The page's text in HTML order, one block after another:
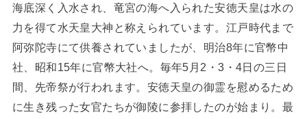
海底深く入水され、竜宮の海へ入られた安徳天皇は水の
力を得て水天皇大神と称えられています。江戸時代まで
阿弥陀寺にて供養されていましたが、明治8年に官幣中
社、昭和15年に官幣大社へ。毎年5月2・3・4日の三日
間、先帝祭が行われます。安徳天皇の御霊を慰めるため
に生き残った女官たちが御陵に参拝したのが始まり。最